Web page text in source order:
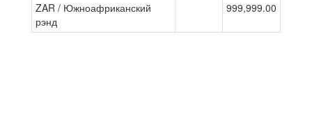
ZAR / Южноафриканский
рэнд
999,999.00